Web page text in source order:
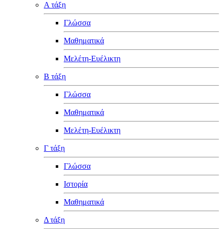
Α τάξη
Γλώσσα
Μαθηματικά
Μελέτη-Ευέλικτη
Β τάξη
Γλώσσα
Μαθηματικά
Μελέτη-Ευέλικτη
Γ τάξη
Γλώσσα
Ιστορία
Μαθηματικά
Δ τάξη